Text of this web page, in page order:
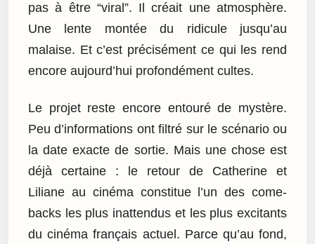
pas à être “viral”. Il créait une atmosphère.
Une lente montée du ridicule jusqu’au
malaise. Et c’est précisément ce qui les rend
encore aujourd’hui profondément cultes.
Le projet reste encore entouré de mystère.
Peu d’informations ont filtré sur le scénario ou
la date exacte de sortie. Mais une chose est
déjà certaine : le retour de Catherine et
Liliane au cinéma constitue l’un des come-
backs les plus inattendus et les plus excitants
du cinéma français actuel. Parce qu’au fond,